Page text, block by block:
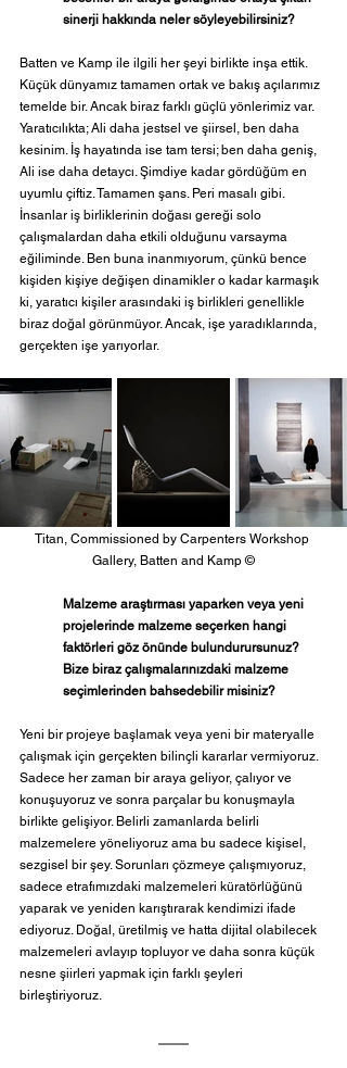
sinerji hakkında neler söyleyebilirsiniz?
Batten ve Kamp ile ilgili her şeyi birlikte inşa ettik.
Küçük dünyamız tamamen ortak ve bakış açılarımız
temelde bir. Ancak biraz farklı güçlü yönlerimiz var.
Yaratıcılıkta; Ali daha jestsel ve şiirsel, ben daha
kesinim. İş hayatında ise tam tersi; ben daha geniş,
Ali ise daha detaycı. Şimdiye kadar gördüğüm en
uyumlu çiftiz. Tamamen şans. Peri masalı gibi.
İnsanlar iş birliklerinin doğası gereği solo
çalışmalardan daha etkili olduğunu varsayma
eğiliminde. Ben buna inanmıyorum, çünkü bence
kişiden kişiye değişen dinamikler o kadar karmaşık
ki, yaratıcı kişiler arasındaki iş birlikleri genellikle
biraz doğal görünmüyor. Ancak, işe yaradıklarında,
gerçekten işe yarıyorlar.
Titan, Commissioned by Carpenters Workshop
Gallery, Batten and Kamp ©
Malzeme araştırması yaparken veya yeni
projelerinde malzeme seçerken hangi
faktörleri göz önünde bulundurursunuz?
Bize biraz çalışmalarınızdaki malzeme
seçimlerinden bahsedebilir misiniz?
Yeni bir projeye başlamak veya yeni bir materyalle
çalışmak için gerçekten bilinçli kararlar vermiyoruz.
Sadece her zaman bir araya geliyor, çalıyor ve
konuşuyoruz ve sonra parçalar bu konuşmayla
birlikte gelişiyor. Belirli zamanlarda belirli
malzemelere yöneliyoruz ama bu sadece kişisel,
sezgisel bir şey. Sorunları çözmeye çalışmıyoruz,
sadece etrafımızdaki malzemeleri küratörlüğünü
yaparak ve yeniden karıştırarak kendimizi ifade
ediyoruz. Doğal, üretilmiş ve hatta dijital olabilecek
malzemeleri avlayıp topluyor ve daha sonra küçük
nesne şiirleri yapmak için farklı şeyleri
birleştiriyoruz.